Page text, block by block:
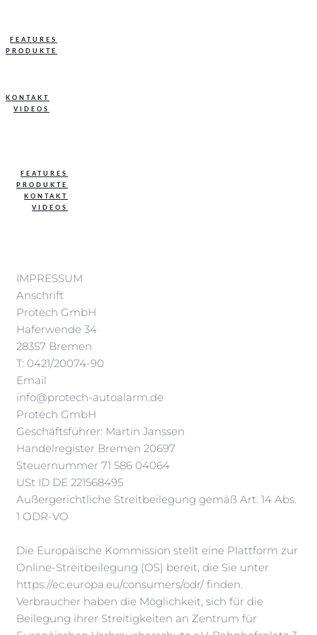
FEATURES
PRODUKTE
KONTAKT
VIDEOS
FEATURES
PRODUKTE
KONTAKT
VIDEOS
IMPRESSUM
Anschrift
Protech GmbH
Haferwende 34
28357 Bremen
T: 0421/20074-90
Email
info@protech-autoalarm.de
Protech GmbH
Geschäftsführer: Martin Janssen
Handelregister Bremen 20697
Steuernummer 71 586 04064
USt ID DE 221568495
Außergerichtliche Streitbeilegung gemäß Art. 14 Abs.
1 ODR-VO
Die Europäische Kommission stellt eine Plattform zur
Online-Streitbeilegung (OS) bereit, die Sie unter
https://ec.europa.eu/consumers/odr/ finden.
Verbraucher haben die Möglichkeit, sich für die
Beilegung ihrer Streitigkeiten an Zentrum für